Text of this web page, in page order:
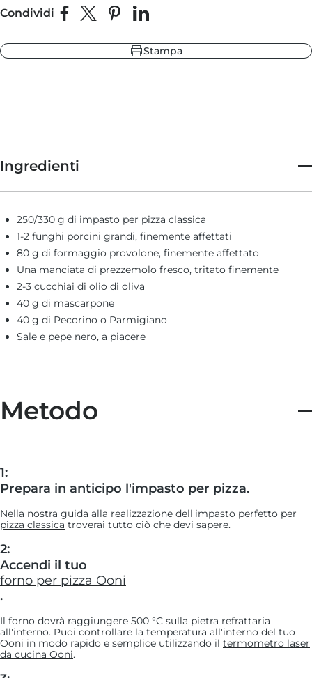
ardesia
Condividi Condividi su Facebook
Condividi su X
Fai pin su Pinterest
Condividi su LinkedIn
Stampa
Metodo
1:
Prepara in anticipo l'impasto per pizza.
Nella nostra guida alla realizzazione dell'impasto perfetto per
pizza classica troverai tutto ciò che devi sapere.
2:
Accendi il tuo
forno per pizza Ooni
.
Il forno dovrà raggiungere 500 °C sulla pietra refrattaria
all'interno. Puoi controllare la temperatura all'interno del tuo
Ooni in modo rapido e semplice utilizzando il termometro laser
da cucina Ooni.
Ingredienti
250/330 g di impasto per pizza classica
1-2 funghi porcini grandi, finemente affettati
80 g di formaggio provolone, finemente affettato
Una manciata di prezzemolo fresco, tritato finemente
2-3 cucchiai di olio di oliva
40 g di mascarpone
40 g di Pecorino o Parmigiano
Sale e pepe nero, a piacere